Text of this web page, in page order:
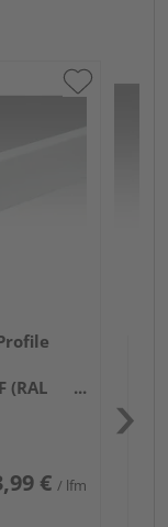
(RAL
€ / lfm